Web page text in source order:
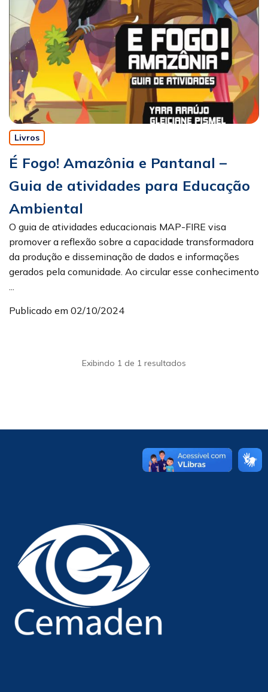
Livros
É Fogo! Amazônia e Pantanal –
Guia de atividades para Educação
Ambiental
O guia de atividades educacionais MAP-FIRE visa
promover a reflexão sobre a capacidade transformadora
da produção e disseminação de dados e informações
gerados pela comunidade. Ao circular esse conhecimento
...
Publicado em 02/10/2024
Exibindo 1 de 1 resultados